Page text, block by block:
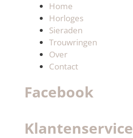
Home
Horloges
Sieraden
Trouwringen
Over
Contact
Facebook
Klantenservice